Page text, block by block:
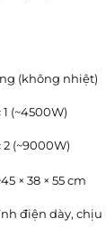
(không nhiệt)
(~4500W)
(~9000W)
× 38 × 55 cm
điện dày, chịu